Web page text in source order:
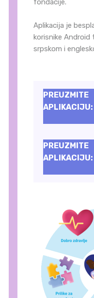
Aplikacija je
korisnike Android
srpskom i